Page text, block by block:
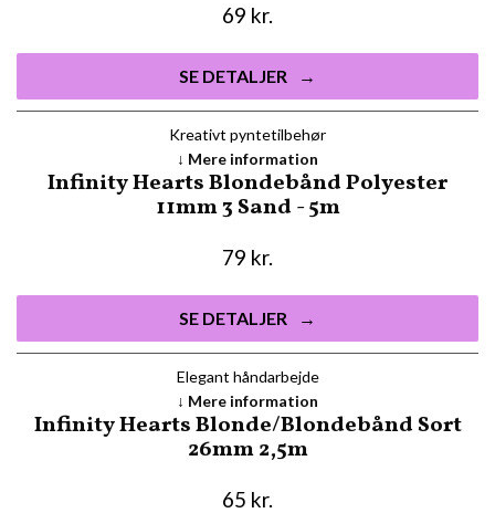
69 kr.
SE DETALJER
Kreativt pyntetilbehør
Infinity Hearts Blondebånd Polyester
11mm 3 Sand - 5m
79 kr.
SE DETALJER
Mere information
Elegant håndarbejde
Infinity Hearts Blonde/Blondebånd Sort
26mm 2,5m
65 kr.
Mere information